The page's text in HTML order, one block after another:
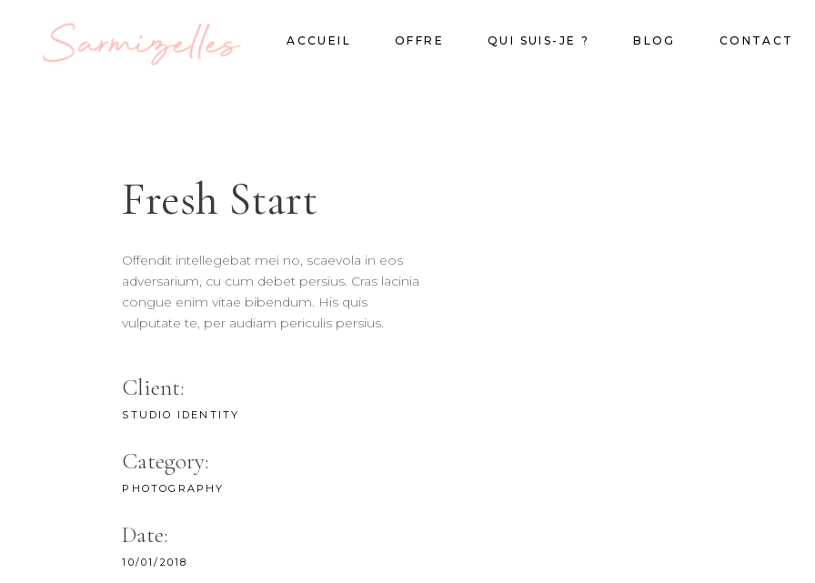
ACCUEIL OFFRE QUI SUIS-JE ? BLOG CONTACT
Fresh Start
Offendit intellegebat mei no, scaevola in eos
adversarium, cu cum debet persius. Cras lacinia
congue enim vitae bibendum. His quis
vulputate te, per audiam periculis persius.
Client:
STUDIO IDENTITY
Category:
PHOTOGRAPHY
Date:
10/01/2018